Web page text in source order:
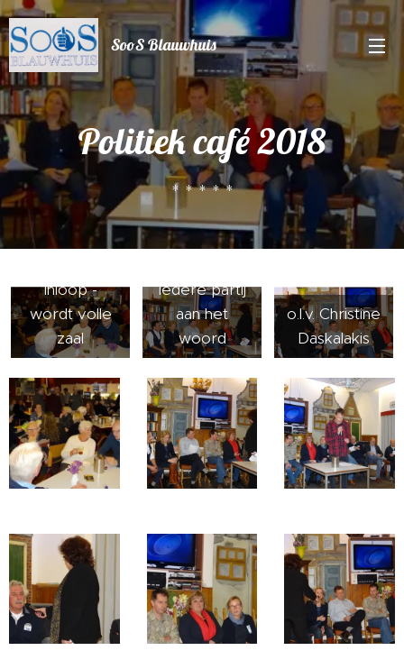
SooS Blauwhuis
Politiek café 2018
* * * * *
Inloop -
wordt volle
zaal
iedere partij
aan het
woord
o.l.v. Christine
Daskalakis